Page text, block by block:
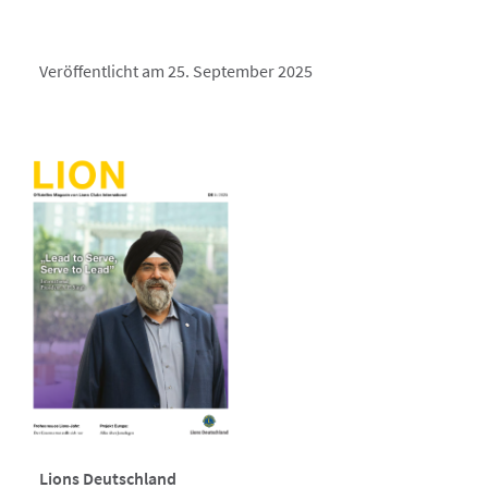
Veröffentlicht am 25. September 2025
Lions Deutschland